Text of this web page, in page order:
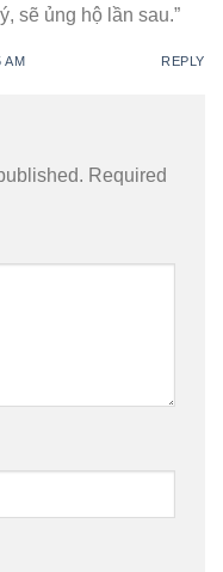
sẽ ủng hộ lần sau.”
AM REPLY
Required